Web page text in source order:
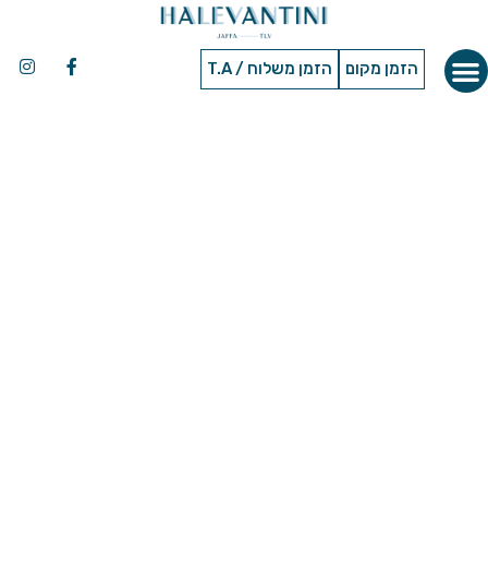
הזמן מקום הזמן משלוח / T.A